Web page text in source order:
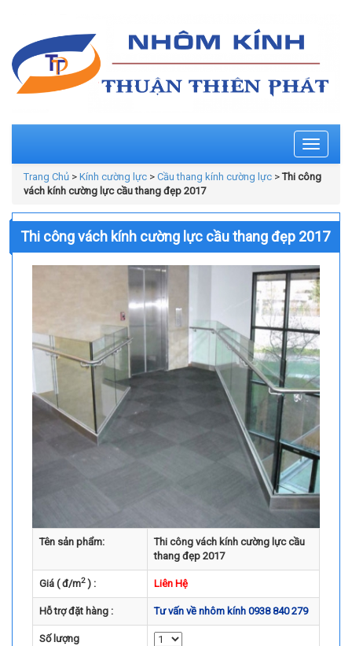
Toggle
Trang Chủ > Kính cường lực > Cầu thang kính cường lực > Thi công
vách kính cường lực cầu thang đẹp 2017
Thi công vách kính cường lực cầu thang đẹp 2017
Tên sản phẩm:
Thi công vách kính cường lực cầu
thang đẹp 2017
Giá ( đ/m2) : Liên Hệ
Hỗ trợ đặt hàng : Tư vấn về nhôm kính 0938 840 279
Số lượng